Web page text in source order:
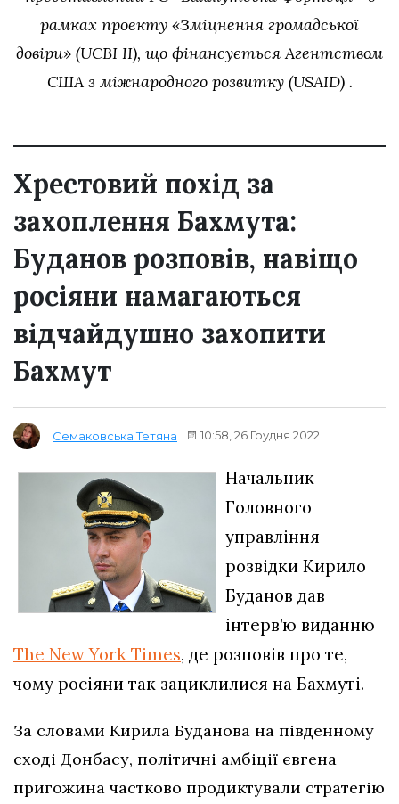
рамках проекту «Зміцнення громадської
довіри» (UCBI II), що фінансується Агентством
США з міжнародного розвитку (USAID) .
Хрестовий похід за
захоплення Бахмута:
Буданов розповів, навіщо
росіяни намагаються
відчайдушно захопити
Бахмут
Семаковська Тетяна 10:58, 26 Грудня 2022
Начальник
Головного
управління
розвідки Кирило
Буданов дав
інтерв’ю виданню
The New York Times, де розповів про те,
чому росіяни так зациклилися на Бахмуті.
За словами Кирила Буданова на південному
сході Донбасу, політичні амбіції євгена
пригожина частково продиктували стратегію